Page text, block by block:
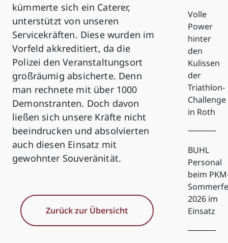
kümmerte sich ein Caterer,
unterstützt von unseren
Servicekräften. Diese wurden im
Vorfeld akkreditiert, da die
Polizei den Veranstaltungsort
großräumig absicherte. Denn
man rechnete mit über 1000
Demonstranten. Doch davon
ließen sich unsere Kräfte nicht
beeindrucken und absolvierten
auch diesen Einsatz mit
gewohnter Souveränität.
Zurück zur Übersicht
Volle
Power
hinter
den
Kulissen
der
Triathlon-
Challenge
in Roth
BUHL
Personal
beim
2026 im
Einsatz